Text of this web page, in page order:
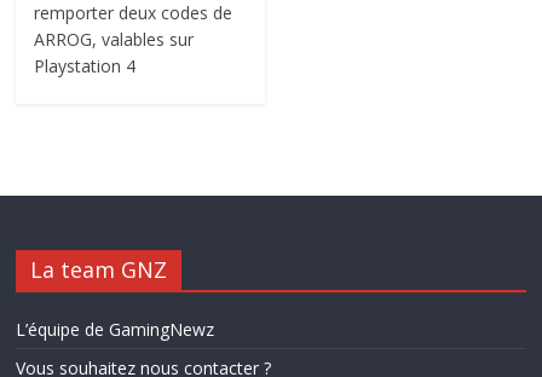
remporter deux codes de
ARROG, valables sur
Playstation 4
La team GNZ
L’équipe de GamingNewz
Vous souhaitez nous contacter ?